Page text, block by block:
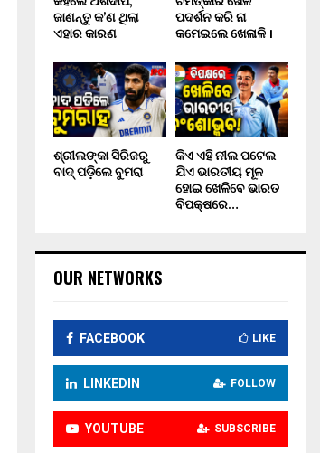
ଜାଣନ୍ତୁ କ’ଣ ଥିଲା
ଏହାର କାରଣ
ପଦର୍ଶନ କରି ନା
କମେଇଲେ ଖେଳାଳି ।
ଶ୍ରୀଲଙ୍କା ସିରିଜରୁ
ବାଦ୍ ପଡ଼ିଲେ ବୁମରା
କିଏ ଏହି ନୀଲ ପଟେଲ
ଯିଏ ଭାରତୀୟ ମୂଳ
ହୋଇ ଖେଳିବେ ଭାରତ
ବିପକ୍ଷରେ…
OUR NETWORKS
FACEBOOK LIKE
LINKEDIN FOLLOW
YOUTUBE SUBSCRIBE